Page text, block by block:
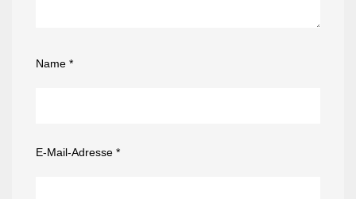
Name *
E-Mail-Adresse *